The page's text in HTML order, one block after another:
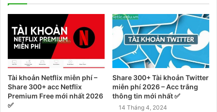
Tài khoản Netflix miễn phí –
Share 300+ acc Netflix
Premium Free mới nhất 2026
✅
Share 300+ Tài khoản Twitter
miễn phí 2026 – Acc trắng
thông tin mới nhất ✅
14 Tháng 4, 2024